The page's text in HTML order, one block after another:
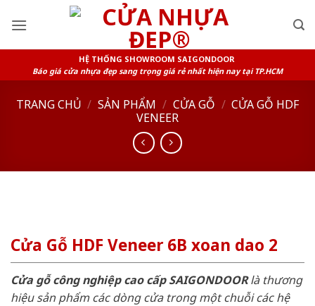
HỆ THỐNG SHOWROOM SAIGONDOOR
Báo giá cửa nhựa đẹp sang trọng giá rẻ nhất hiện nay tại TP.HCM
TRANG CHỦ / SẢN PHẨM / CỬA GỖ / CỬA GỖ HDF
VENEER
Cửa Gỗ HDF Veneer 6B xoan dao 2
Cửa gỗ công nghiệp cao cấp SAIGONDOORlà thương
hiệu sản phẩm các dòng cửa trong một chuỗi các hệ